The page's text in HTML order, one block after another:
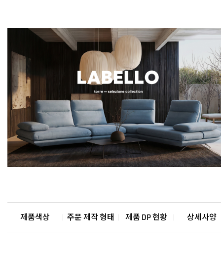
제품색상 주문 제작 형태 제품 DP 현황 상세사양